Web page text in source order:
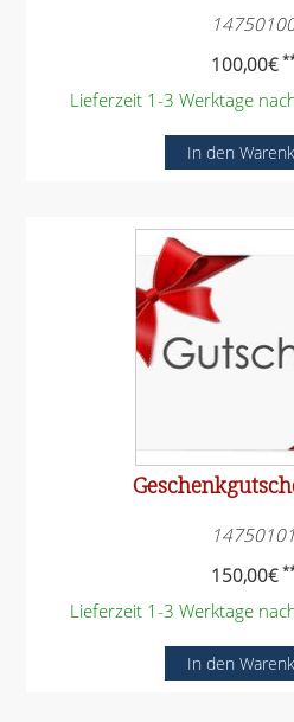
100,00€
Lieferzeit 1-3 Werktage
14750101
150,00€
Lieferzeit 1-3 Werktage